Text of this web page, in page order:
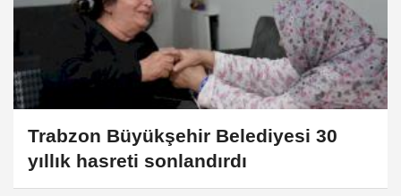
Trabzon Büyükşehir Belediyesi 30
yıllık hasreti sonlandırdı